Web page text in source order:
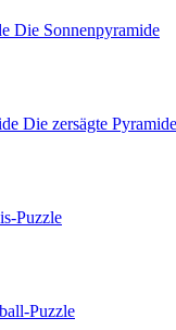
Die Sonnenpyramide
Die zersägte Pyramide
Puzzle
Puzzle